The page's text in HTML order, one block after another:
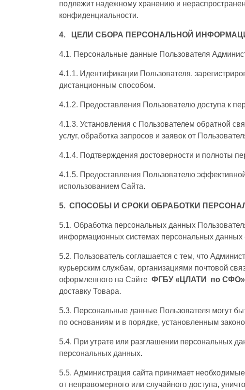
подлежит надежному хранению и
конфиденциальности.
4. ЦЕЛИ СБОРА ПЕРСОНАЛЬНОЙ
4.1. Персональные данные Пользователя
4.1.1. Идентификации Пользователя,
дистанционным способом.
4.1.2. Предоставления Пользователю доступа к
4.1.3. Установления с Пользователем обратной
услуг, обработка запросов и заявок от
4.1.4. Подтверждения достоверности и полноты
4.1.5. Предоставления Пользователю
использованием Сайта.
5. СПОСОБЫ И СРОКИ ОБРАБОТКИ
5.1. Обработка персональных данных
информационных системах персональных данных
5.2. Пользователь соглашается с тем, что
курьерским службам, организациями почтовой
оформленного на Сайте ФГБУ «ЦЛАТИ по СФО»,
доставку Товара.
5.3. Персональные данные Пользователя могут
по основаниям и в порядке, установленным
5.4. При утрате или разглашении персональных
персональных данных.
5.5. Администрация сайта принимает
от неправомерного или случайного доступа,